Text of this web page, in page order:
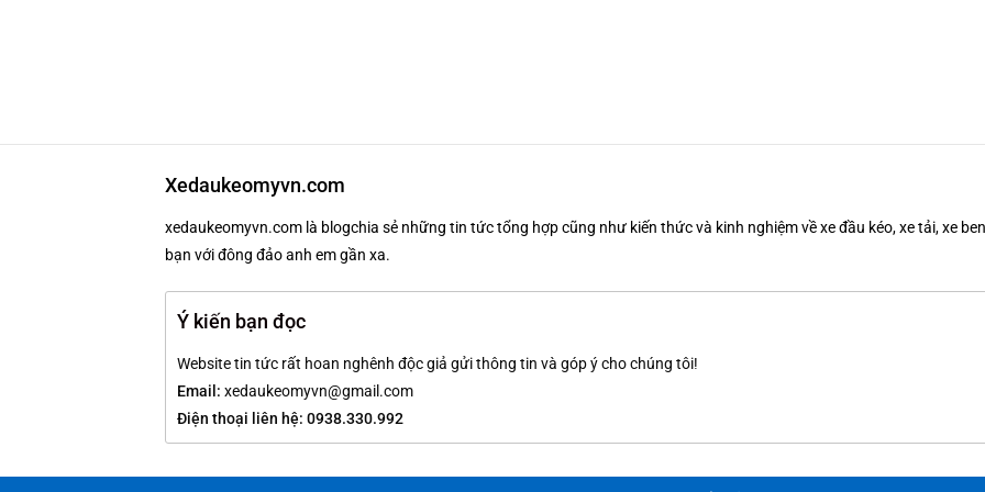
Xedaukeomyvn.com
xedaukeomyvn.com là blogchia sẻ những tin tức tổng hợp cũng như kiến thức và kinh nghiệm về xe đầu kéo, xe tải, xe
bạn với đông đảo anh em gần xa.
Ý kiến bạn đọc
Website tin tức rất hoan nghênh độc giả gửi thông tin và góp ý cho chúng tôi!
Email: xedaukeomyvn@gmail.com
Điện thoại liên hệ: 0938.330.992